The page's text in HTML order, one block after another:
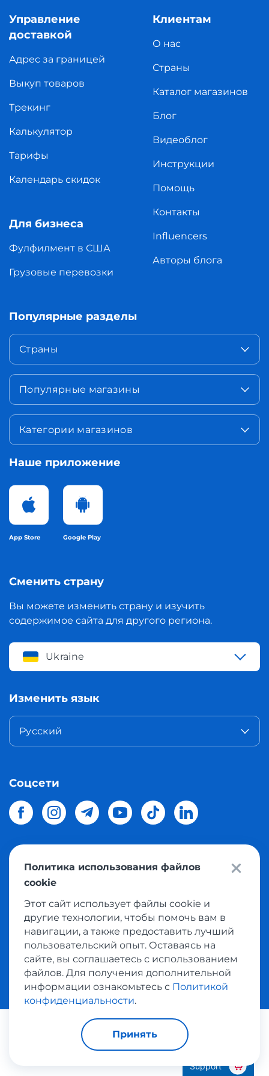
Управление
доставкой
Адрес за границей
Выкуп товаров
Трекинг
Калькулятор
Тарифы
Календарь скидок
Для бизнеса
Фулфилмент в США
Грузовые перевозки
Клиентам
О нас
Страны
Каталог магазинов
Блог
Видеоблог
Инструкции
Помощь
Контакты
Influencers
Авторы блога
Популярные разделы
Страны
Популярные магазины
Категории магазинов
Наше приложение
App Store Google Play
Сменить страну
Вы можете изменить страну и изучить
содержимое сайта для другого региона.
Ukraine
Изменить язык
Русский
Соцсети
© 2026 Meest Shoppingдоставка покупок с интернет
магазинов мира в Украину.
Политика конфиденциальности
Публичная оферта
Условия пользования сервисом выкупа товаров
Платежные системы:
Политика использования файлов
cookie
Этот сайт использует файлы cookie и
другие технологии, чтобы помочь вам в
навигации, а также предоставить лучший
пользовательский опыт. Оставаясь на
сайте, вы соглашаетесь с использованием
файлов. Для получения дополнительной
информации ознакомьтесь с Политикой
конфиденциальности.
Принять
Support